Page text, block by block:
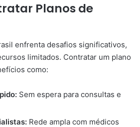
Planos de
enfrenta desafios significativos,
limitados. Contratar um plano
como:
Sem espera para consultas e
Rede ampla com médicos